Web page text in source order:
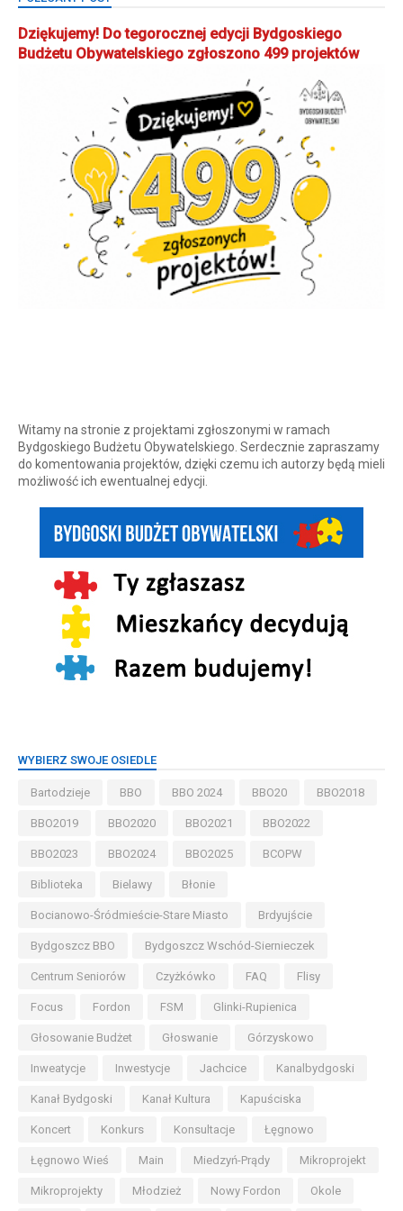
Dziękujemy! Do tegorocznej edycji Bydgoskiego
Budżetu Obywatelskiego zgłoszono 499 projektów
Witamy na stronie z projektami zgłoszonymi w ramach
Bydgoskiego Budżetu Obywatelskiego. Serdecznie zapraszamy
do komentowania projektów, dzięki czemu ich autorzy będą mieli
możliwość ich ewentualnej edycji.
WYBIERZ SWOJE OSIEDLE
Bartodzieje BBO BBO 2024 BBO20 BBO2018
BBO2019 BBO2020 BBO2021 BBO2022
BBO2023 BBO2024 BBO2025 BCOPW
Biblioteka Bielawy Błonie
Bocianowo-Śródmieście-Stare Miasto Brdyujście
Bydgoszcz BBO Bydgoszcz Wschód-Siernieczek
Centrum Seniorów Czyżkówko FAQ Flisy
Focus Fordon FSM Glinki-Rupienica
Głosowanie Budżet Głoswanie Górzyskowo
Inweatycje Inwestycje Jachcice Kanalbydgoski
Kanał Bydgoski Kanał Kultura Kapuściska
Koncert Konkurs Konsultacje Łęgnowo
Łęgnowo Wieś Main Miedzyń-Prądy Mikroprojekt
Mikroprojekty Młodzież Nowy Fordon Okole